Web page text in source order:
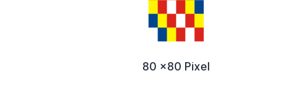
80 x80 Pixel